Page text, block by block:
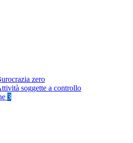
zero
soggette a controllo
3